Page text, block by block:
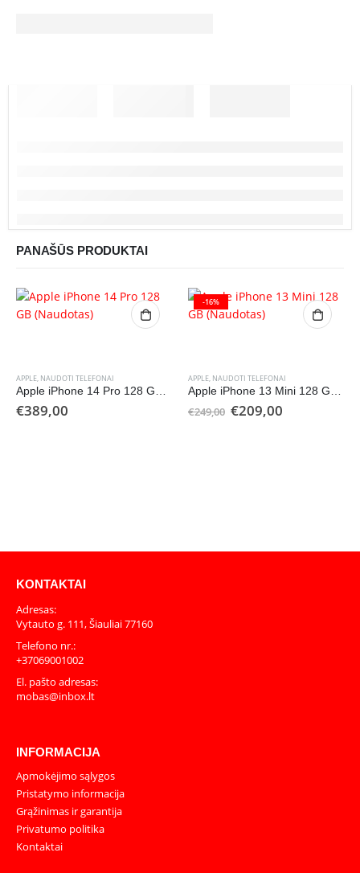
PANAŠŪS PRODUKTAI
APPLE, NAUDOTI TELEFONAI
Apple iPhone 14 Pro 128 GB (Naudotas)
€389,00
-16%
APPLE, NAUDOTI TELEFONAI
Apple iPhone 13 Mini 128 GB (Naudotas)
€249,00 Original
€209,00Current
KONTAKTAI
Adresas:
Vytauto g. 111, Šiauliai 77160
Telefono nr.:
+37069001002
El. pašto adresas:
mobas@inbox.lt
INFORMACIJA
Apmokėjimo sąlygos
Pristatymo informacija
Grąžinimas ir garantija
Privatumo politika
Kontaktai